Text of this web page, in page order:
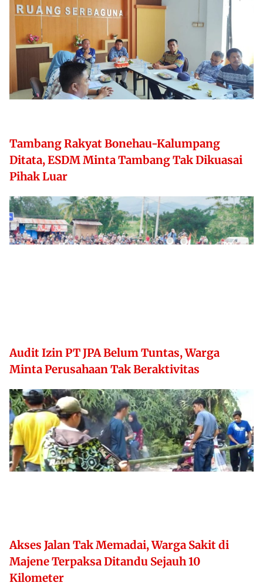
Tambang Rakyat Bonehau-Kalumpang
Ditata, ESDM Minta Tambang Tak Dikuasai
Pihak Luar
Audit Izin PT JPA Belum Tuntas, Warga
Minta Perusahaan Tak Beraktivitas
Akses Jalan Tak Memadai, Warga Sakit di
Majene Terpaksa Ditandu Sejauh 10
Kilometer